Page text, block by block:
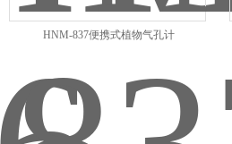
HNM-837便携式植物气孔计